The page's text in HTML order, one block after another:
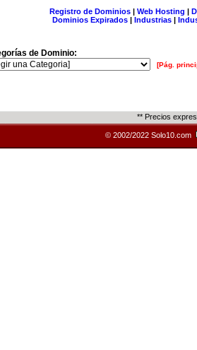
Registro de Dominios| Web Hosting |
Dominios Expirados | Industrias |
de Dominio:
[Pág.
** Precios
© 2002/2022 Solo10.com